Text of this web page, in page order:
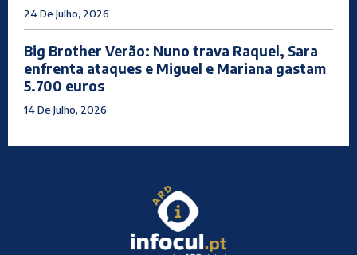
24 De Julho, 2026
Big Brother Verão: Nuno trava Raquel, Sara
enfrenta ataques e Miguel e Mariana gastam
5.700 euros
14 De Julho, 2026